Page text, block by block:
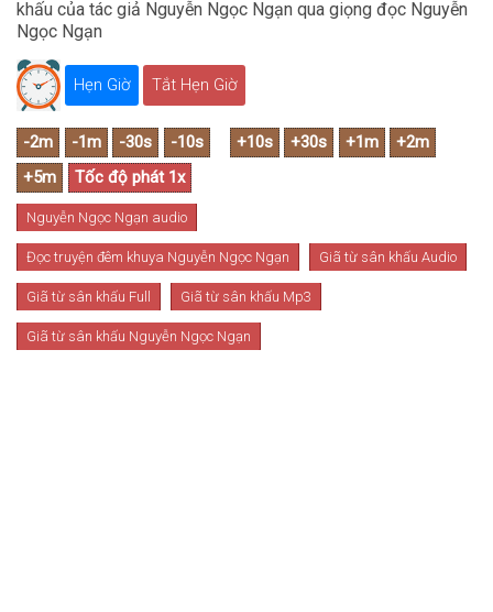
khấu của tác giả Nguyễn Ngọc Ngạn qua giọng đọc Nguyễn
Ngọc Ngạn
Hẹn Giờ Tắt Hẹn Giờ
Nguyễn Ngọc Ngạn audio
Đọc truyện đêm khuya Nguyễn Ngọc Ngạn Giã từ sân khấu Audio
Giã từ sân khấu Full Giã từ sân khấu Mp3
Giã từ sân khấu Nguyễn Ngọc Ngạn